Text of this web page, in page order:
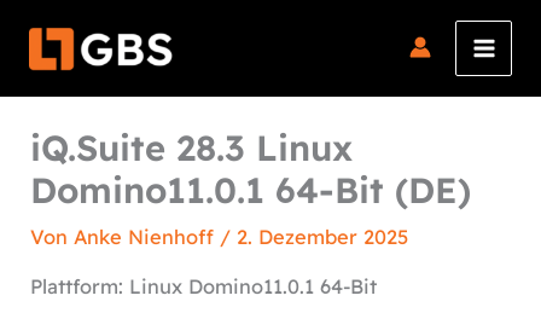
Inhalt
iQ.Suite 28.3 Linux
Domino11.0.1 64-Bit (DE)
Von Anke Nienhoff / 2. Dezember 2025
Plattform: Linux Domino11.0.1 64-Bit